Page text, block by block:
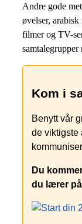
Andre gode
øvelser,
filmer og TV-
samtalegrupper
Kom i
Benytt vår
de viktigste
Du
du lærer